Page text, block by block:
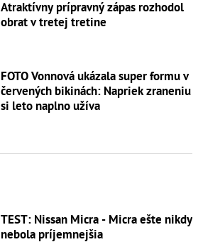
Atraktívny prípravný zápas rozhodol
obrat v tretej tretine
FOTO Vonnová ukázala super formu v
červených bikinách: Napriek zraneniu
si leto naplno užíva
TEST: Nissan Micra - Micra ešte nikdy
nebola príjemnejšia